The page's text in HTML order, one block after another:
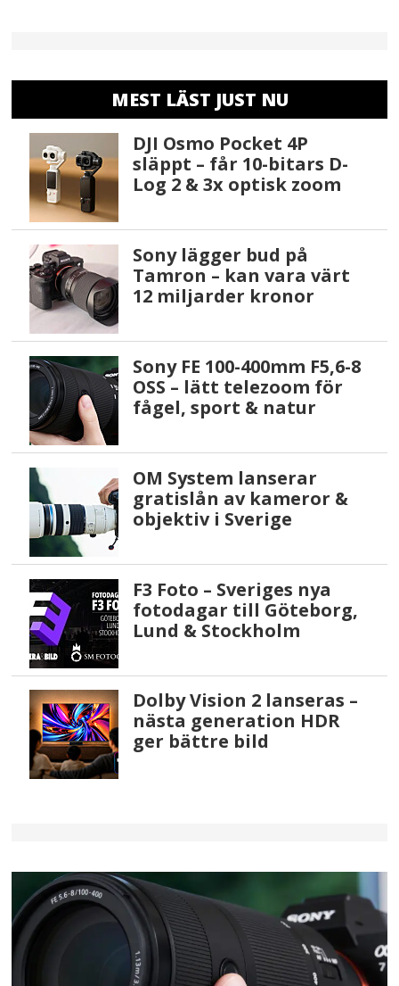
MEST LÄST JUST NU
DJI Osmo Pocket 4P
släppt – får 10-bitars D-
Log 2 & 3x optisk zoom
Sony lägger bud på
Tamron – kan vara värt
12 miljarder kronor
Sony FE 100-400mm F5,6-8
OSS – lätt telezoom för
fågel, sport & natur
OM System lanserar
gratislån av kameror &
objektiv i Sverige
F3 Foto – Sveriges nya
fotodagar till Göteborg,
Lund & Stockholm
Dolby Vision 2 lanseras –
nästa generation HDR
ger bättre bild